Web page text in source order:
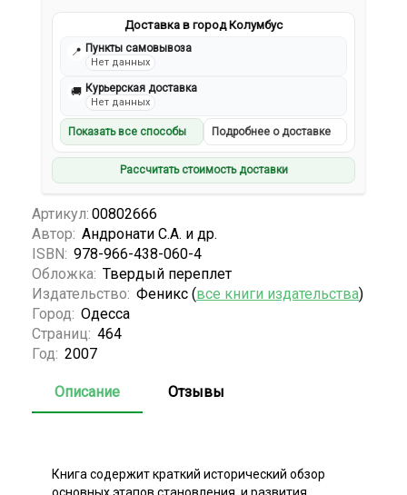
Доставка в город Колумбус
📍 Пункты самовывоза
Нет данных
🚚 Курьерская доставка
Нет данных
Показать все способы Подробнее о доставке
Рассчитать стоимость доставки
Артикул: 00802666
Автор: Андронати С.А. и др.
ISBN: 978-966-438-060-4
Обложка: Твердый переплет
Издательство: Феникс (все книги издательства)
Город: Одесса
Страниц: 464
Год: 2007
Описание Отзывы
Книга содержит краткий исторический обзор
основных этапов становления, и развития